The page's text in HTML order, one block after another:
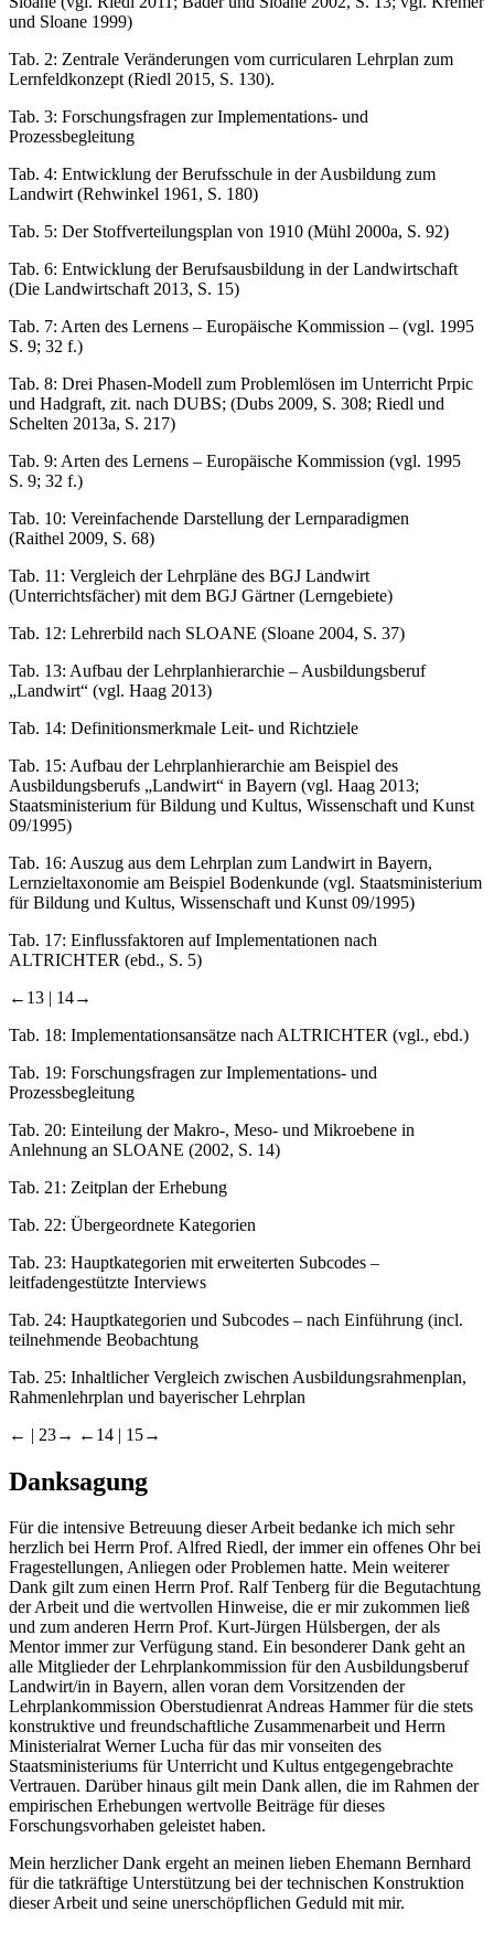
und Sloane 1999)
Tab. 2: Zentrale Veränderungen vom curricularen Lehrplan zum
Lernfeldkonzept (Riedl 2015, S. 130).
Tab. 3: Forschungsfragen zur Implementations- und
Prozessbegleitung
Tab. 4: Entwicklung der Berufsschule in der Ausbildung zum
Landwirt (Rehwinkel 1961 , S. 180)
Tab. 5: Der Stoffverteilungsplan von 1910 (Mühl 2000a, S. 92)
Tab. 6: Entwicklung der Berufsausbildung in der Landwirtschaft
(Die Landwirtschaft 2013, S. 15)
Tab. 7: Arten des Lernens – Europäische Kommission – (vgl. 1995
S. 9; 32 f.)
Tab. 8: Drei Phasen-Modell zum Problemlösen im Unterricht Prpic
und Hadgraft, zit. nach DUBS; (Dubs 2009, S. 308; Riedl und
Schelten 2013a, S. 217)
Tab. 9: Arten des Lernens – Europäische Kommission (vgl. 1995
S. 9; 32 f.)
Tab. 10: Vereinfachende Darstellung der Lernparadigmen
(Raithel 2009, S. 68)
Tab. 11: Vergleich der Lehrpläne des BGJ Landwirt
(Unterrichtsfächer) mit dem BGJ Gärtner (Lerngebiete)
Tab. 12: Lehrerbild nach SLOANE (Sloane 2004, S. 37)
Tab. 13: Aufbau der Lehrplanhierarchie – Ausbildungsberuf
„Landwirt“ (vgl. Haag 2013)
Tab. 14: Definitionsmerkmale Leit- und Richtziele
Tab. 15: Aufbau der Lehrplanhierarchie am Beispiel des
Ausbildungsberufs „Landwirt“ in Bayern (vgl. Haag 2013;
Staatsministerium für Bildung und Kultus, Wissenschaft und Kunst
09/1995)
Tab. 16: Auszug aus dem Lehrplan zum Landwirt in Bayern,
Lernzieltaxonomie am Beispiel Bodenkunde (vgl. Staatsministerium
für Bildung und Kultus, Wissenschaft und Kunst 09/1995)
Tab. 17: Einflussfaktoren auf Implementationen nach
ALTRICHTER (ebd., S. 5)
←13 | 14→
Tab. 18: Implementationsansätze nach ALTRICHTER (vgl., ebd.)
Tab. 19: Forschungsfragen zur Implementations- und
Prozessbegleitung
Tab. 20: Einteilung der Makro-, Meso- und Mikroebene in
Anlehnung an SLOANE (2002, S. 14)
Tab. 21: Zeitplan der Erhebung
Tab. 22: Übergeordnete Kategorien
Tab. 23: Hauptkategorien mit erweiterten Subcodes –
leitfadengestützte Interviews
Tab. 24: Hauptkategorien und Subcodes – nach Einführung (incl.
teilnehmende Beobachtung
Tab. 25: Inhaltlicher Vergleich zwischen Ausbildungsrahmenplan,
Rahmenlehrplan und bayerischer Lehrplan
← | 23→ ←14 | 15→
Danksagung
Für die intensive Betreuung dieser Arbeit bedanke ich mich sehr
herzlich bei Herrn Prof. Alfred Riedl, der immer ein offenes Ohr bei
Fragestellungen, Anliegen oder Problemen hatte. Mein weiterer
Dank gilt zum einen Herrn Prof. Ralf Tenberg für die Begutachtung
der Arbeit und die wertvollen Hinweise, die er mir zukommen ließ
und zum anderen Herrn Prof. Kurt-Jürgen Hülsbergen, der als
Mentor immer zur Verfügung stand. Ein besonderer Dank geht an
alle Mitglieder der Lehrplankommission für den Ausbildungsberuf
Landwirt/in in Bayern, allen voran dem Vorsitzenden der
Lehrplankommission Oberstudienrat Andreas Hammer für die stets
konstruktive und freundschaftliche Zusammenarbeit und Herrn
Ministerialrat Werner Lucha für das mir vonseiten des
Staatsministeriums für Unterricht und Kultus entgegengebrachte
Vertrauen. Darüber hinaus gilt mein Dank allen, die im Rahmen der
empirischen Erhebungen wertvolle Beiträge für dieses
Forschungsvorhaben geleistet haben.
Mein herzlicher Dank ergeht an meinen lieben Ehemann Bernhard
für die tatkräftige Unterstützung bei der technischen Konstruktion
dieser Arbeit und seine unerschöpflichen Geduld mit mir.